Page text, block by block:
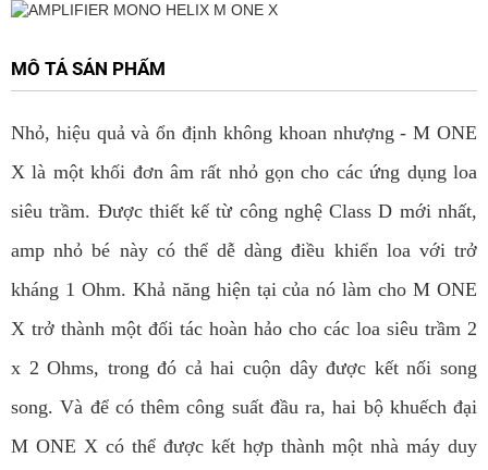
MÔ TẢ SẢN PHẨM
Nhỏ, hiệu quả và ổn định không khoan nhượng - M ONE
X là một khối đơn âm rất nhỏ gọn cho các ứng dụng loa
siêu trầm. Được thiết kế từ công nghệ Class D mới nhất,
amp nhỏ bé này có thể dễ dàng điều khiển loa với trở
kháng 1 Ohm. Khả năng hiện tại của nó làm cho M ONE
X trở thành một đối tác hoàn hảo cho các loa siêu trầm 2
x 2 Ohms, trong đó cả hai cuộn dây được kết nối song
song. Và để có thêm công suất đầu ra, hai bộ khuếch đại
M ONE X có thể được kết hợp thành một nhà máy duy